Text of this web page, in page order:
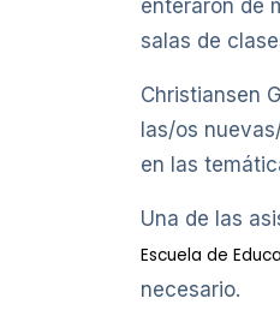
enteraron de
salas de
Christiansen
las/os
en las
Una de las
Escuela de
necesario.